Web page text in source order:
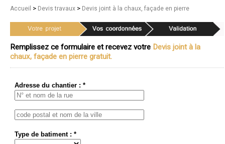
Accueil > Devis travaux > Devis joint à la chaux, façade en pierre
Remplissez ce formulaire et recevez votre Devis joint à la
chaux, façade en pierre gratuit.
Adresse du chantier : *
Type de batiment : *